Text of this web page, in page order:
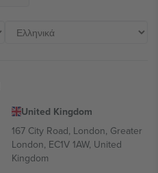
United Kingdom
167 City Road, London, Greater
London, EC1V 1AW, United
Kingdom